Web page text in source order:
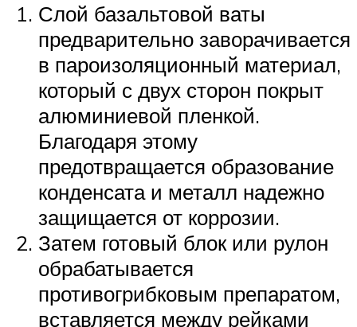
Слой базальтовой ваты
предварительно заворачивается
в пароизоляционный материал,
который с двух сторон покрыт
алюминиевой пленкой.
Благодаря этому
предотвращается образование
конденсата и металл надежно
защищается от коррозии.
Затем готовый блок или рулон
обрабатывается
противогрибковым препаратом,
вставляется между рейками